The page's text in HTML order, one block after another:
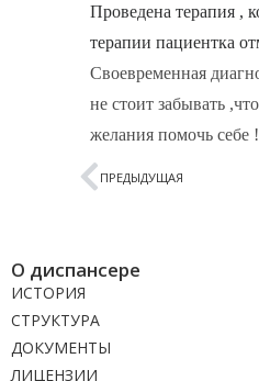
Проведена терапия ,
терапии пациентка
Своевременная
не стоит забывать
желания помочь себе !
ПРЕДЫДУЩАЯ
О диспансере
ИСТОРИЯ
СТРУКТУРА
ДОКУМЕНТЫ
ЛИЦЕНЗИИ